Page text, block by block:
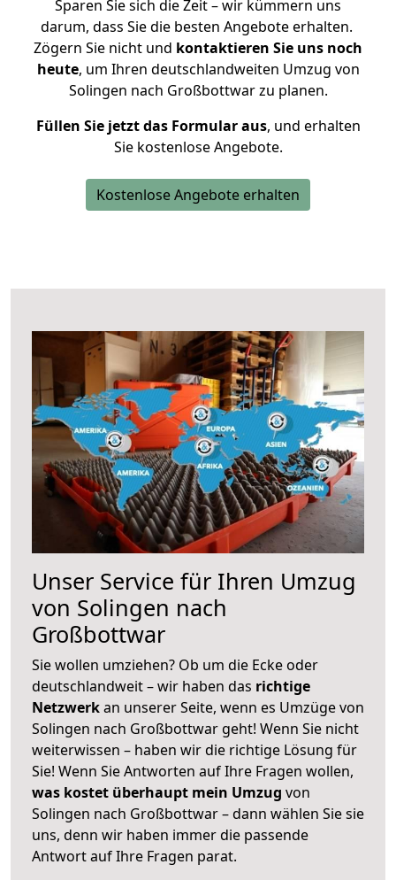
Sparen Sie sich die Zeit – wir kümmern uns
darum, dass Sie die besten Angebote erhalten.
Zögern Sie nicht und kontaktieren Sie uns noch
heute, um Ihren deutschlandweiten Umzug von
Solingen nach Großbottwar zu planen.
Füllen Sie jetzt das Formular aus, und erhalten
Sie kostenlose Angebote.
Kostenlose Angebote erhalten
Unser Service für Ihren Umzug
von Solingen nach
Großbottwar
Sie wollen umziehen? Ob um die Ecke oder
deutschlandweit – wir haben das richtige
Netzwerkan unserer Seite, wenn es Umzüge von
Solingen nach Großbottwar geht! Wenn Sie nicht
weiterwissen – haben wir die richtige Lösung für
Sie! Wenn Sie Antworten auf Ihre Fragen wollen,
was kostet überhaupt mein Umzug von
Solingen nach Großbottwar – dann wählen Sie sie
uns, denn wir haben immer die passende
Antwort auf Ihre Fragen parat.